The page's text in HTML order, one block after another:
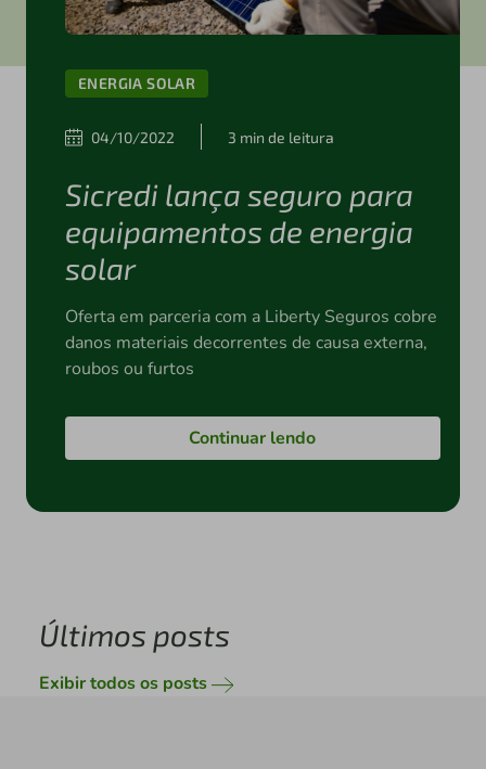
ENERGIA SOLAR
04/10/2022 3 min de leitura
Sicredi lança seguro para
equipamentos de energia
solar
Oferta em parceria com a Liberty Seguros cobre
danos materiais decorrentes de causa externa,
roubos ou furtos
Continuar lendo
Últimos posts
Exibir todos os posts